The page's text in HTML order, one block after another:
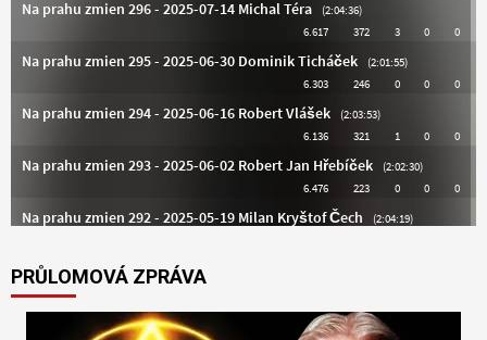
PRŮLOMOVÁ ZPRÁVA